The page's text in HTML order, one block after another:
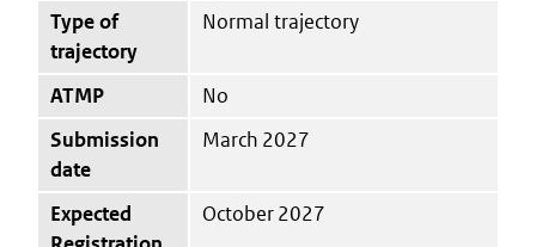
Type of
trajectory
Normal trajectory
ATMP
No
Submission
date
March 2027
Expected
October 2027